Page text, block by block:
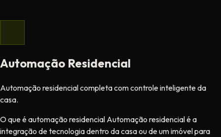
Automação Residencial
Automação residencial completa com controle inteligente da
casa.
O que é automação residencial Automação residencial é a
integração de tecnologia dentro da casa ou de um imóvel para